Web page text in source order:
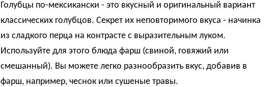
Голубцы по-мексикански - это вкусный и оригинальный вариант
классических голубцов. Секрет их неповторимого вкуса - начинка
из сладкого перца на контрасте с выразительным луком.
Используйте для этого блюда фарш (свиной, говяжий или
смешанный). Вы можете легко разнообразить вкус, добавив в
фарш, например, чеснок или сушеные травы.